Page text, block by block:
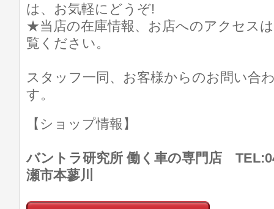
は、お気軽にどうぞ!
★当店の在庫情報、お店へのアクセス
覧ください。
スタッフ一同、お客様からのお問い合
す。
【ショップ情報】
バントラ研究所 働く車の専門店
瀬市本蓼川